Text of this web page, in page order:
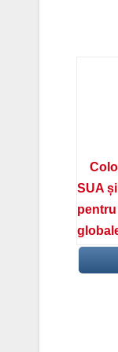
SUA